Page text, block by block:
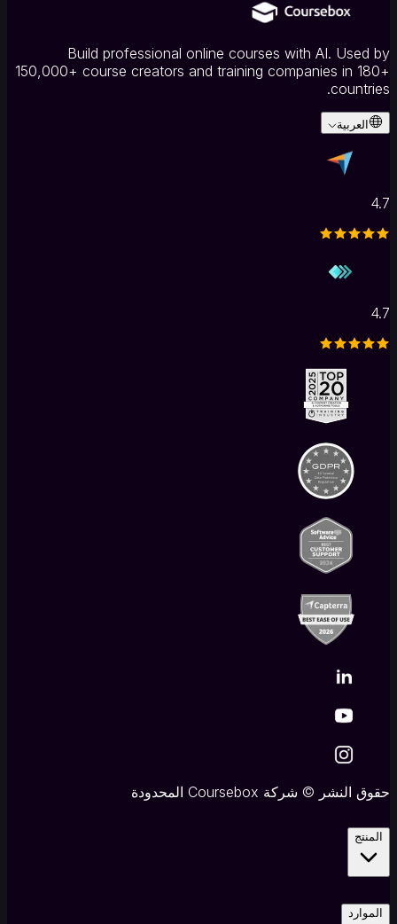
فلاش
كارد
بالذكاء
الفيديو
بالذكاء
الاصطناعيمدرس
الآلي
بالذكاء
الاصطناعي معايير
الصور
الاصطناعي
التكاملات
والمعايير
عمليات
التوافق
SCORM
منصة
الدورات
Build professional online courses with AI. Used by
150,000+ course creators and training companies in 180+
countries.
العربية
4.7
4.7
حقوق النشر © شركة Coursebox المحدودة
المنتج
الموارد